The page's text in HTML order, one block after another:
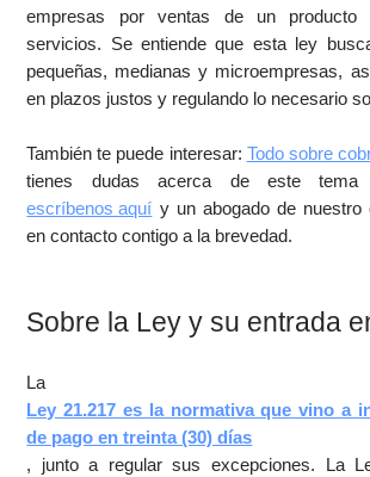
empresas por ventas de un producto
servicios. Se entiende que esta ley
pequeñas, medianas y microempresas,
en plazos justos y regulando lo necesario
También te puede interesar: Todo sobre
tienes dudas acerca de este
escríbenos aquí y un abogado de nuestro
en contacto contigo a la brevedad.
Sobre la Ley y su entrada
La
Ley 21.217 es la normativa que vino a
de pago en treinta (30) días
, junto a regular sus excepciones. La